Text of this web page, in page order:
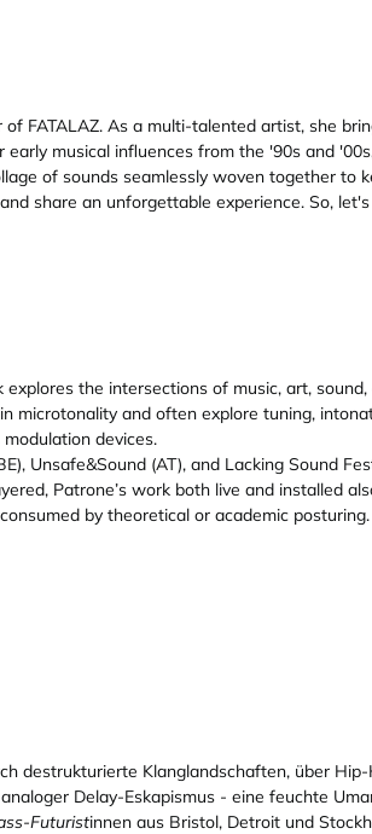
FATALAZ. As a multi-talented artist, she
musical influences from the '90s and
of sounds seamlessly woven together to
share an unforgettable experience. So,
the intersections of music, art,
microtonality and often explore tuning,
devices.
Unsafe&Sound (AT), and Lacking Sound
Patrone’s work both live and installed
by theoretical or academic
destrukturierte Klanglandschaften, über
Delay-Eskapismus - eine feuchte
Futuristinnen aus Bristol, Detroit und